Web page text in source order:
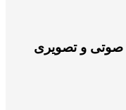
صوتی و تصویری